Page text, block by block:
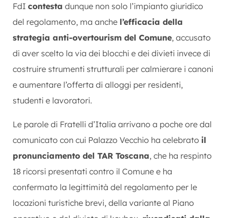
FdI contesta dunque non solo l’impianto giuridico
del regolamento, ma anche l’efficacia della
strategia anti-overtourism del Comune, accusato
di aver scelto la via dei blocchi e dei divieti invece di
costruire strumenti strutturali per calmierare i canoni
e aumentare l’offerta di alloggi per residenti,
studenti e lavoratori.
Le parole di Fratelli d’Italia arrivano a poche ore dal
comunicato con cui Palazzo Vecchio ha celebrato il
pronunciamento del TAR Toscana, che ha respinto
18 ricorsi presentati contro il Comune e ha
confermato la legittimità del regolamento per le
locazioni turistiche brevi, della variante al Piano